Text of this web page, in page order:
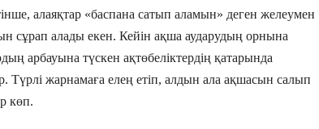
алаяқтар «баспана сатып аламын» деген желеумен
сұрап алады екен. Кейін ақша аударудың орнына
арбауына түскен ақтөбеліктердің қатарында
жарнамаға елең етіп, алдын ала ақшасын салып
көп.